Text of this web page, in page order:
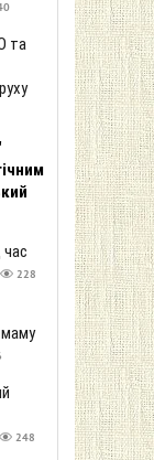
та
час
228
248